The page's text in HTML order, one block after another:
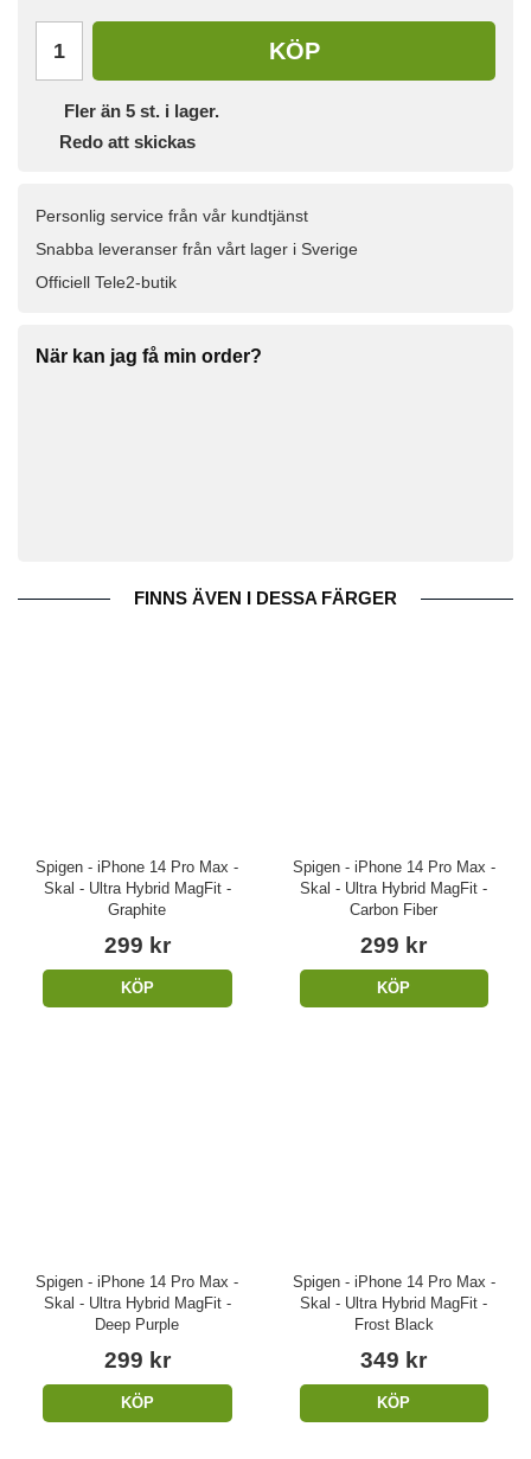
KÖP
Fler än 5 st. i lager.
Redo att skickas
Personlig service från vår kundtjänst
Snabba leveranser från vårt lager i Sverige
Officiell Tele2-butik
När kan jag få min order?
FINNS ÄVEN I DESSA FÄRGER
Spigen - iPhone 14 Pro Max -
Skal - Ultra Hybrid MagFit -
Graphite
299 kr
KÖP
Spigen - iPhone 14 Pro Max -
Skal - Ultra Hybrid MagFit -
Carbon Fiber
299 kr
KÖP
Spigen - iPhone 14 Pro Max -
Skal - Ultra Hybrid MagFit -
Deep Purple
299 kr
KÖP
Spigen - iPhone 14 Pro Max -
Skal - Ultra Hybrid MagFit -
Frost Black
349 kr
KÖP